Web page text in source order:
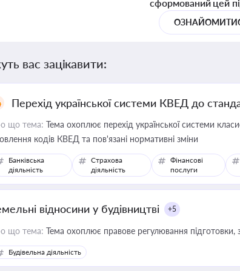
сформований цей
вас зацікавити:
Перехід української системи КВЕД до
що тема: Тема охоплює перехід української системи
кодів КВЕД та пов'язані нормативні зміни
Банківська
діяльність
Страхова
діяльність
Фінансові
послуги
відносини у будівництві +5
що тема: Тема охоплює правове регулювання підготовки,
Будівельна діяльність